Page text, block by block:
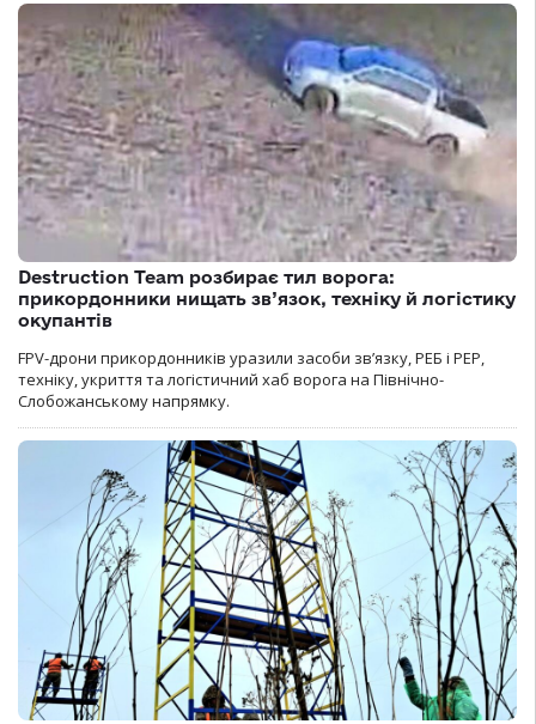
Destruction Team розбирає тил ворога:
прикордонники нищать зв’язок, техніку й логістику
окупантів
FPV-дрони прикордонників уразили засоби зв’язку, РЕБ і РЕР,
техніку, укриття та логістичний хаб ворога на Північно-
Слобожанському напрямку.